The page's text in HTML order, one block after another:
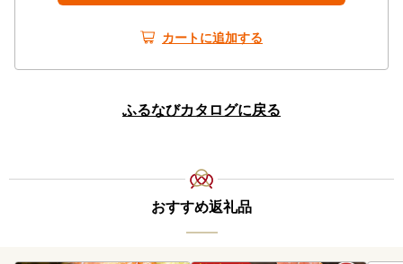
カートに追加する
ふるなびカタログに戻る
おすすめ返礼品